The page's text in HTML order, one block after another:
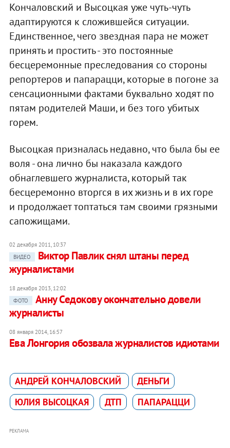
Кончаловский и Высоцкая уже чуть-чуть
адаптируются к сложившейся ситуации.
Единственное, чего звездная пара не может
принять и простить - это постоянные
бесцеремонные преследования со стороны
репортеров и папарацци, которые в погоне за
сенсационными фактами буквально ходят по
пятам родителей Маши, и без того убитых
горем.
Высоцкая призналась недавно, что была бы ее
воля - она лично бы наказала каждого
обнаглевшего журналиста, который так
бесцеремонно вторгся в их жизнь и в их горе
и продолжает топтаться там своими грязными
сапожищами.
02 декабря 2011, 10:37
ВИДЕО
Виктор Павлик снял штаны перед
журналистами
18 декабря 2013, 12:02
ФОТО
Анну Седокову окончательно довели
журналисты
08 января 2014, 16:57
Ева Лонгория обозвала журналистов идиотами
АНДРЕЙ КОНЧАЛОВСКИЙ
ДЕНЬГИ
ЮЛИЯ ВЫСОЦКАЯ
ДТП ПАПАРАЦЦИ
РЕКЛАМА